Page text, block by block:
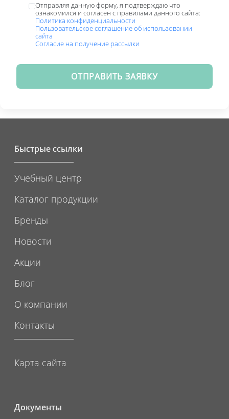
Отправляя данную форму, я подтверждаю что
ознакомился и согласен с правилами данного сайта:
Политика конфиденциальности
Пользовательское соглашение об использовании
сайта
Согласие на получение рассылки
ОТПРАВИТЬ ЗАЯВКУ
Быстрые ссылки
Учебный центр
Каталог продукции
Бренды
Новости
Акции
Блог
О компании
Контакты
Карта сайта
Документы